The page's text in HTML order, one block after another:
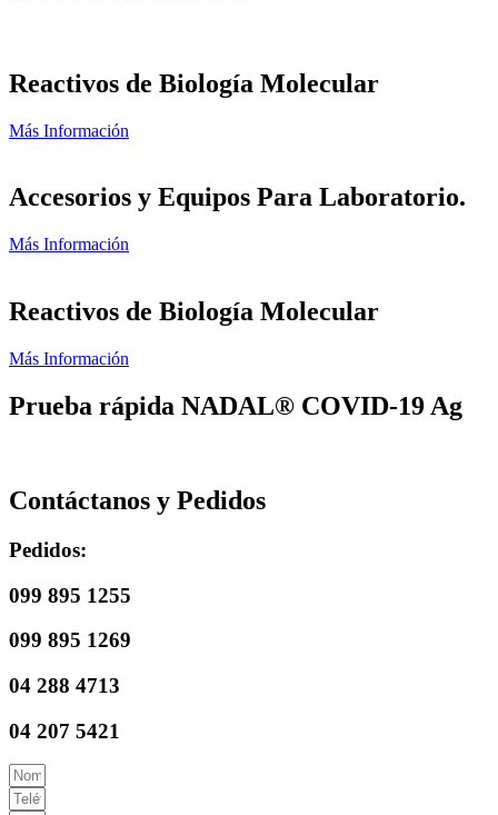
Reactivos de Biología Molecular
Más Información
Accesorios y Equipos Para Laboratorio.
Más Información
Reactivos de Biología Molecular
Más Información
Prueba rápida NADAL® COVID-19 Ag
Contáctanos y Pedidos
Pedidos:
099 895 1255
099 895 1269
04 288 4713
04 207 5421